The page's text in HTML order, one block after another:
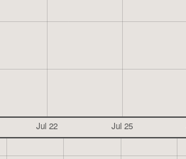
Jul 22 Jul 25